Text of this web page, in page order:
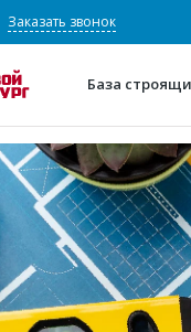
Заказать звонок
База